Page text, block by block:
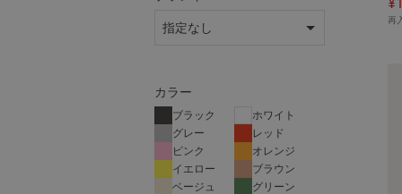
再
カラー
ブラック
ホワイト
グレー
レッド
ピンク
オレンジ
イエロー
ブラウン
ベージュ
グリーン